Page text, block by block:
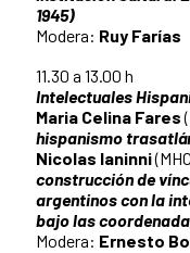
1945)
Modera: Ruy Farías
11.30 a 13.00 h
Intelectuales
Maria Celina Fares
hispanismo
Nicolas Ianinni
construcción de
argentinos con la
bajo las
Modera: Ernesto